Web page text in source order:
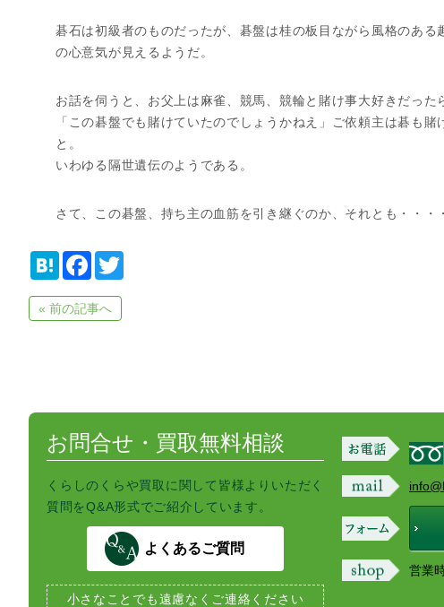
碁石は初級者のものだったが、碁盤は桂の板目ながら風格のあ
の心意気が見えるようだ。
お話を伺うと、お父上は麻雀、競馬、競輪と賭け事大好きだった
「この碁盤でも賭けていたのでしょうかねえ」ご依頼主は碁も
と。
いわゆる隔世遺伝のようである。
さて、この碁盤、持ち主の血筋を引き継ぐのか、それとも・・・
H
e
n
F
e
b
« 前の記事へ
お問合せ・買取無料相談
くらしのくらや買取に関して皆様よりいただく
質問をQ&A形式でご紹介しています。
よくあるご質問
小さなことでも遠慮なくご連絡ください
営業